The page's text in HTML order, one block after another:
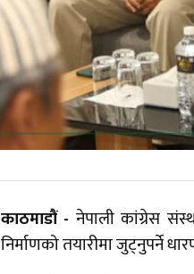
काठमाडौं - नेपाली कांग्रेस
निर्माणको तयारीमा जुट्नुपर्ने